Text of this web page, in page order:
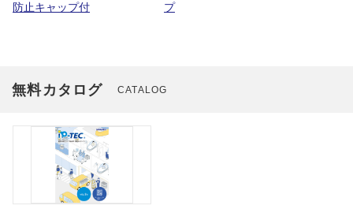
防止キャップ付
プ
無料カタログ CATALOG